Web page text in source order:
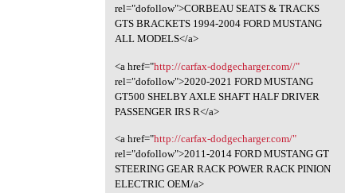
rel="dofollow">CORBEAU SEATS & TRACKS
GTS BRACKETS 1994-2004 FORD MUSTANG
ALL MODELS</a>
<a href="http://carfax-dodgecharger.com//"
rel="dofollow">2020-2021 FORD MUSTANG
GT500 SHELBY AXLE SHAFT HALF DRIVER
PASSENGER IRS R</a>
<a href="http://carfax-dodgecharger.com/"
rel="dofollow">2011-2014 FORD MUSTANG GT
STEERING GEAR RACK POWER RACK PINION
ELECTRIC OEM/a>